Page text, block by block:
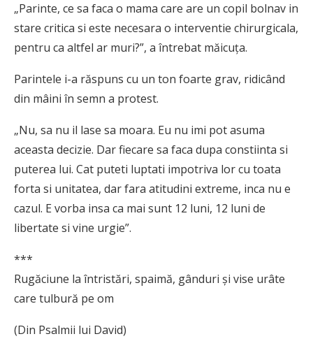
„Parinte, ce sa faca o mama care are un copil bolnav in
stare critica si este necesara o interventie chirurgicala,
pentru ca altfel ar muri?”, a întrebat măicuța.
Parintele i-a răspuns cu un ton foarte grav, ridicând
din mâini în semn a protest.
„Nu, sa nu il lase sa moara. Eu nu imi pot asuma
aceasta decizie. Dar fiecare sa faca dupa constiinta si
puterea lui. Cat puteti luptati impotriva lor cu toata
forta si unitatea, dar fara atitudini extreme, inca nu e
cazul. E vorba insa ca mai sunt 12 luni, 12 luni de
libertate si vine urgie”.
***
Rugăciune la întristări, spaimă, gânduri şi vise urâte
care tulbură pe om
(Din Psalmii lui David)